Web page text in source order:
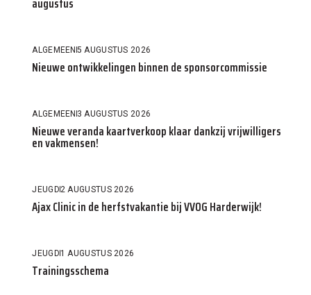
ALGEMEEN 5 AUGUSTUS 2026
Nieuwe ontwikkelingen binnen de sponsorcommissie
ALGEMEEN 3 AUGUSTUS 2026
Nieuwe veranda kaartverkoop klaar dankzij vrijwilligers
en vakmensen!
JEUGD2 AUGUSTUS 2026
Ajax Clinic in de herfstvakantie bij VVOG Harderwijk!
JEUGD 1 AUGUSTUS 2026
Trainingsschema